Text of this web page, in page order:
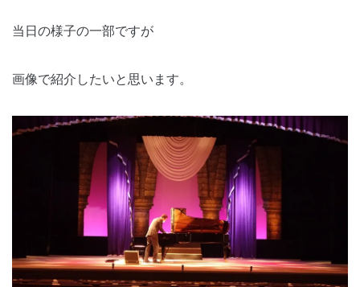
当日の様子の一部ですが
画像で紹介したいと思います。